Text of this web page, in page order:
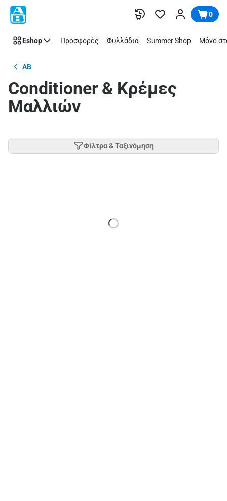
Παράλειψη 0
Eshop Προσφορές Φυλλάδια Summer Shop Μόνο
AB
Conditioner & Κρέμες
Μαλλιών
Φίλτρα & Ταξινόμηση